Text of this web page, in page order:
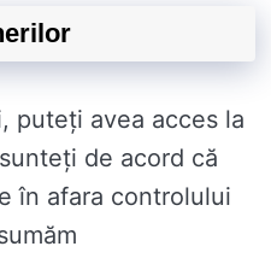
puteți avea acces la
de acord că
în afara controlului